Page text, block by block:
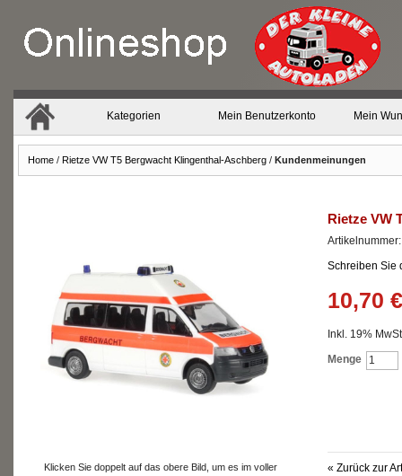
Kategorien Mein Benutzerkonto Mein
Home / Rietze VW T5 Bergwacht Klingenthal-Aschberg / Kundenmeinungen
Rietze VW
Schreiben Sie
10,70 €
Inkl. 19%
Menge
« Zurück zur
Klicken Sie doppelt auf das obere Bild, um es im voller